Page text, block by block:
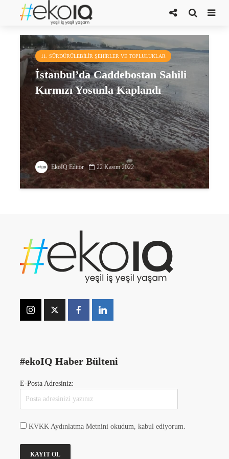
kırmızı yosun
11. SÜRDÜRÜLEBILIR ŞEHIRLER VE TOPLULUKLAR
İstanbul’da Caddebostan Sahili
Kırmızı Yosunla Kaplandı
EkoIQ Editör 22 Kasım 2022
#ekoIQ Haber Bülteni
E-Posta Adresiniz:
KVKK Aydınlatma Metnini okudum, kabul ediyorum.